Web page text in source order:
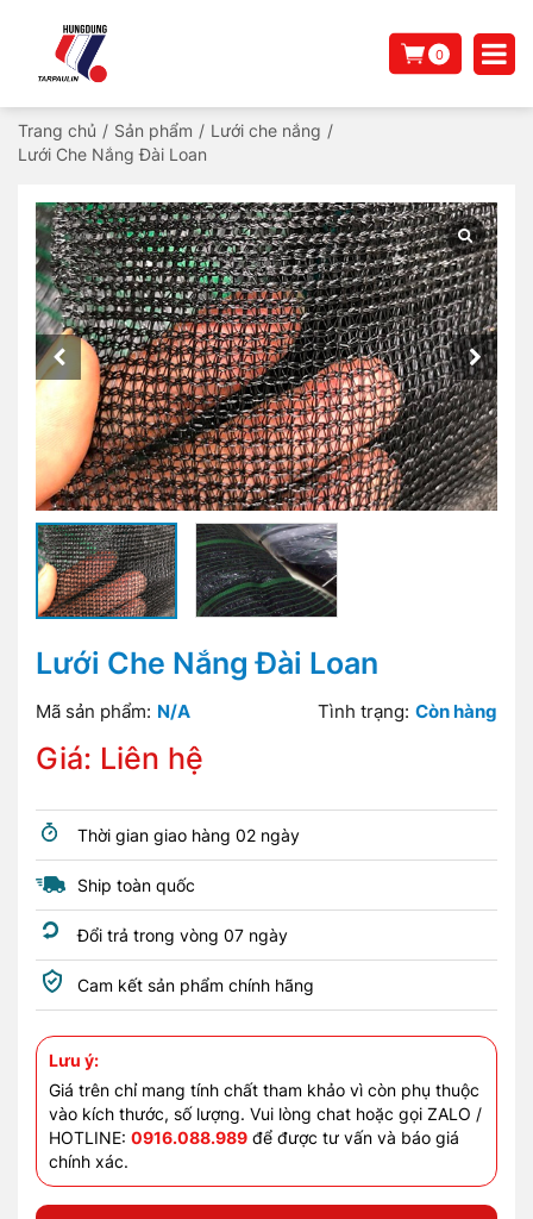
0
Trang chủ / Sản phẩm / Lưới che nắng /
Lưới Che Nắng Đài Loan
Lưới Che Nắng Đài Loan
Mã sản phẩm: N/A Tình trạng: Còn hàng
Giá: Liên hệ
Thời gian giao hàng 02 ngày
Ship toàn quốc
Đổi trả trong vòng 07 ngày
Cam kết sản phẩm chính hãng
Lưu ý:
Giá trên chỉ mang tính chất tham khảo vì còn phụ thuộc
vào kích thước, số lượng. Vui lòng chat hoặc gọi ZALO /
HOTLINE: 0916.088.989 để được tư vấn và báo giá
chính xác.